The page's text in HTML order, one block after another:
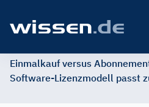
Einmalkauf versus
Software-Lizenzmodell passt